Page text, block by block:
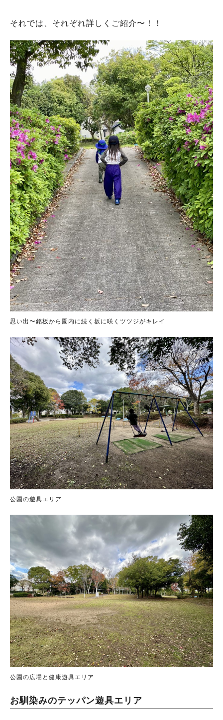
それでは、それぞれ詳しくご紹介〜！！
思い出〜銘板から園内に続く坂に咲くツツジがキレイ
公園の遊具エリア
公園の広場と健康遊具エリア
お馴染みのテッパン遊具エリア